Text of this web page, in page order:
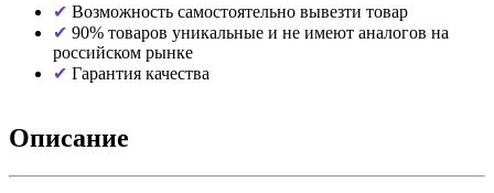
Возможность самостоятельно вывезти товар
90% товаров уникальные и не имеют аналогов на
российском рынке
Гарантия качества
Описание